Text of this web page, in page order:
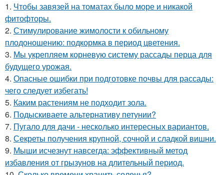
1. Чтобы завязей на томатах было море и никакой
фитофторы.
2. Стимулирование жимолости к обильному
плодоношению: подкормка в период цветения.
3. Мы укрепляем корневую систему рассады перца для
будущего урожая.
4. Опасные ошибки при подготовке почвы для рассады:
чего следует избегать!
5. Каким растениям не подходит зола.
6. Подыскиваете альтернативу петунии?
7. Пугало для дачи - несколько интересных вариантов.
8. Секреты получения крупной, сочной и сладкой вишни.
9. Мыши исчезнут навсегда: эффективный метод
избавления от грызунов на длительный период.